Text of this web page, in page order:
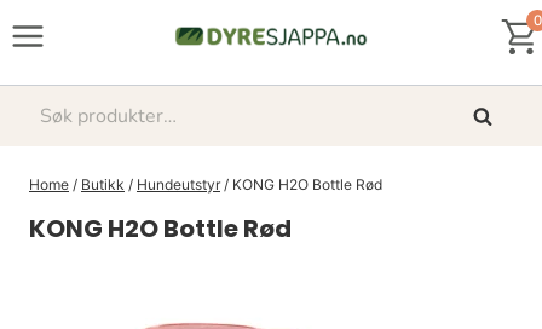
0
Søk
Søk
Home / Butikk / Hundeutstyr / KONG H2O Bottle Rød
KONG H2O Bottle Rød